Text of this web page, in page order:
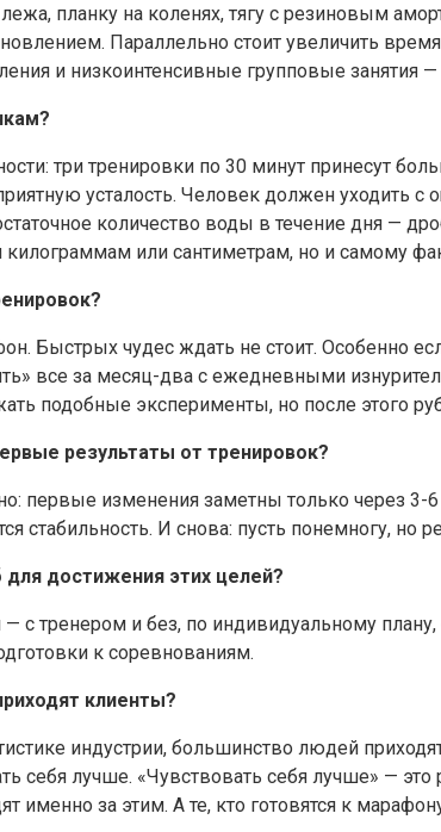
планку на коленях, тягу с резиновым
Параллельно стоит увеличить
и низкоинтенсивные групповые занятия —
три тренировки по 30 минут принесут
усталость. Человек должен уходить
количество воды в течение дня —
или сантиметрам, но и самому
Быстрых чудес ждать не стоит. Особенно
все за месяц-два с ежедневными
подобные эксперименты, но после этого
результаты от тренировок?
первые изменения заметны только через
стабильность. И снова: пусть понемногу, но
достижения этих целей?
с тренером и без, по индивидуальному
к соревнованиям.
клиенты?
индустрии, большинство людей
себя лучше. «Чувствовать себя лучше» —
именно за этим. А те, кто готовятся к